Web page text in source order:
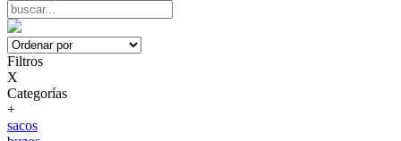
Filtros
X
Categorías
+
sacos